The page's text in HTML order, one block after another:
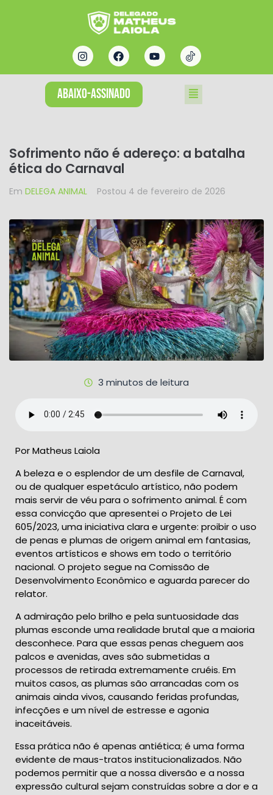
ABAIXO-ASSINADO
Sofrimento não é adereço: a batalha
ética do Carnaval
Em DELEGA ANIMAL Postou 4 de fevereiro de 2026
3 minutos de leitura
Por Matheus Laiola
A beleza e o esplendor de um desfile de Carnaval,
ou de qualquer espetáculo artístico, não podem
mais servir de véu para o sofrimento animal. É com
essa convicção que apresentei o Projeto de Lei
605/2023, uma iniciativa clara e urgente: proibir o uso
de penas e plumas de origem animal em fantasias,
eventos artísticos e shows em todo o território
nacional. O projeto segue na Comissão de
Desenvolvimento Econômico e aguarda parecer do
relator.
A admiração pelo brilho e pela suntuosidade das
plumas esconde uma realidade brutal que a maioria
desconhece. Para que essas penas cheguem aos
palcos e avenidas, aves são submetidas a
processos de retirada extremamente cruéis. Em
muitos casos, as plumas são arrancadas com os
animais ainda vivos, causando feridas profundas,
infecções e um nível de estresse e agonia
inaceitáveis.
Essa prática não é apenas antiética; é uma forma
evidente de maus-tratos institucionalizados. Não
podemos permitir que a nossa diversão e a nossa
expressão cultural sejam construídas sobre a dor e a